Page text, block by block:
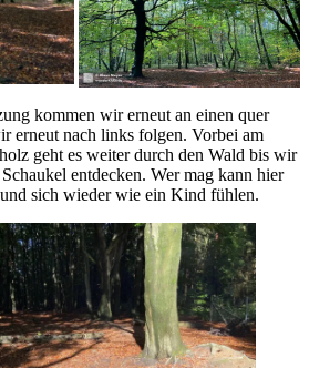
kommen wir erneut an einen quer
erneut nach links folgen. Vorbei am
geht es weiter durch den Wald bis wir
entdecken. Wer mag kann hier
sich wieder wie ein Kind fühlen.